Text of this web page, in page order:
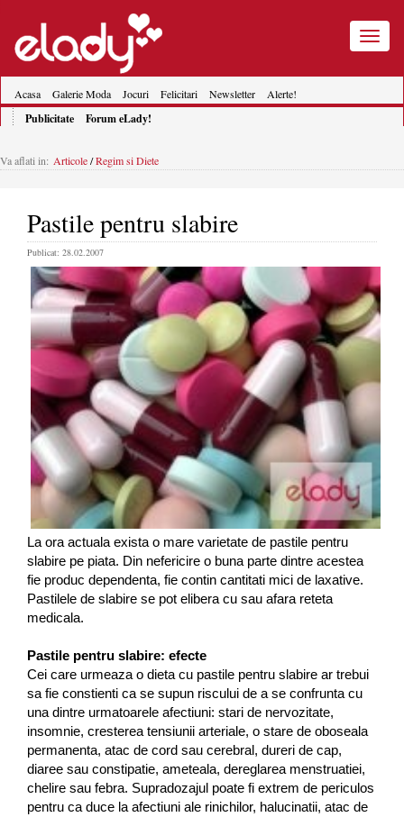
Toggle
Acasa Galerie Moda Jocuri Felicitari Newsletter Alerte!
Publicitate Forum eLady!
Va aflati in: Articole/Regim si Diete
Pastile pentru slabire
Publicat: 28.02.2007
La ora actuala exista o mare varietate de pastile pentru
slabire pe piata. Din nefericire o buna parte dintre acestea
fie produc dependenta, fie contin cantitati mici de laxative.
Pastilele de slabire se pot elibera cu sau afara reteta
medicala.
Pastile pentru slabire: efecte
Cei care urmeaza o dieta cu pastile pentru slabire ar trebui
sa fie constienti ca se supun riscului de a se confrunta cu
una dintre urmatoarele afectiuni: stari de nervozitate,
insomnie, cresterea tensiunii arteriale, o stare de oboseala
permanenta, atac de cord sau cerebral, dureri de cap,
diaree sau constipatie, ameteala, dereglarea menstruatiei,
chelire sau febra. Supradozajul poate fi extrem de periculos
pentru ca duce la afectiuni ale rinichilor, halucinatii, atac de